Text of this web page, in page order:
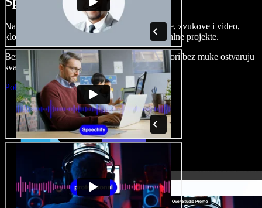
Napravite voice overe, dodajte besplatne slike, zvukove i video,
klonirajte svoj glas i složite sjajne audio-vizualne projekte.
Bez učenja i sve dostupno u pregledniku, autori bez muke ostvaruju
svaku kreativnu ideju.
Pokreni Studio